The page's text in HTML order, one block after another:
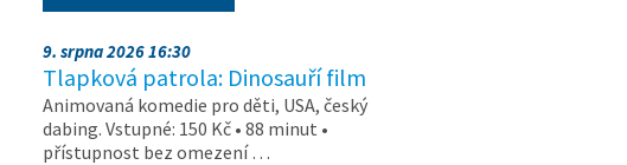
9. srpna 2026 16:30
Tlapková patrola: Dinosauří film
Animovaná komedie pro děti, USA, český
dabing. Vstupné: 150 Kč • 88 minut •
přístupnost bez omezení …